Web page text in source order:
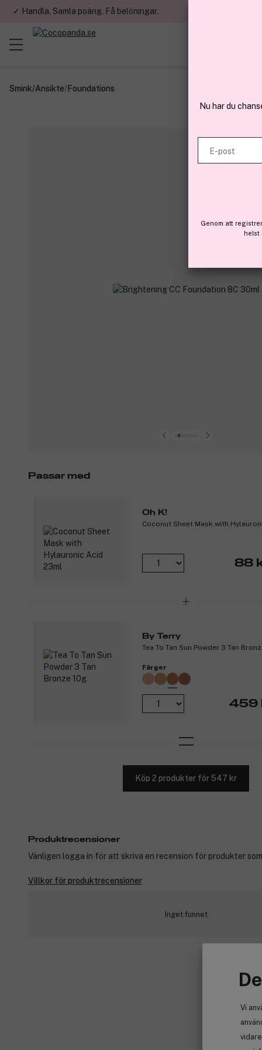
Vi
✓ Handla. Samla poäng. Få belöningar.
Smink/Ansikte/Foundations
Passar med
Oh K!
Coconut Sheet Mask with
88
By Terry
Tea To Tan Sun Powder 3 Tan
Färger
459
Köp 2 produkter för 547 kr
Produktrecensioner
Vänligen logga in för att skriva en recension för produkter
Villkor för produktrecensioner
Inget funnet
Nu har du
E-post
Genom att
helst